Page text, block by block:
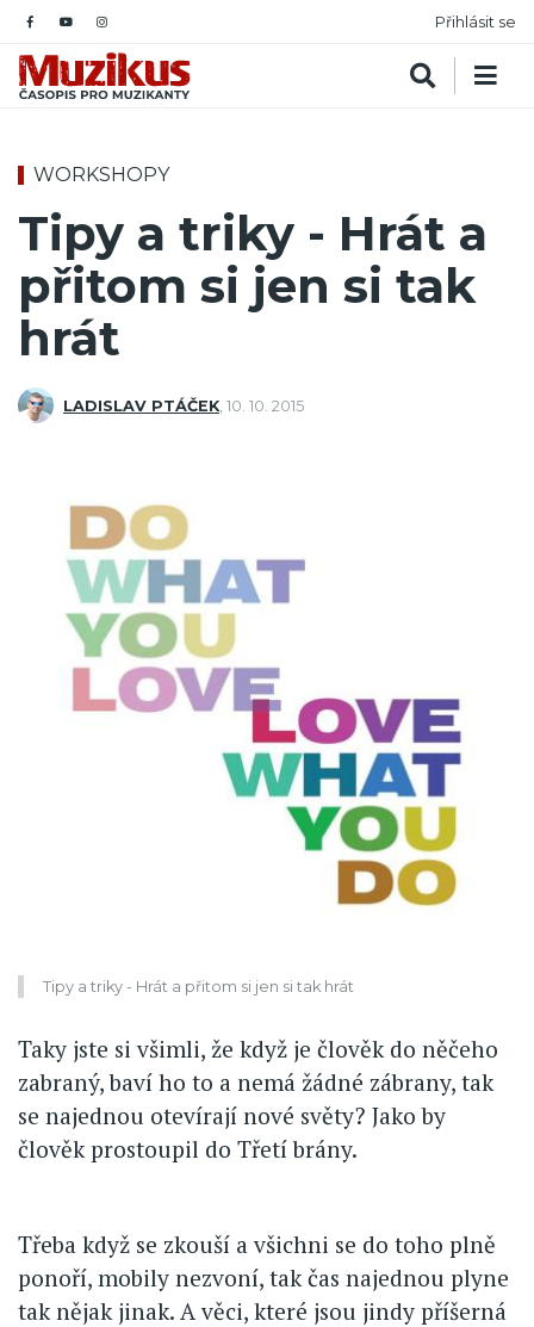
Přihlásit se
WORKSHOPY
Tipy a triky - Hrát a
přitom si jen si tak
hrát
LADISLAV PTÁČEK 10. 10. 2015
Tipy a triky - Hrát a přitom si jen si tak hrát
Taky jste si všimli, že když je člověk do něčeho
zabraný, baví ho to a nemá žádné zábrany, tak
se najednou otevírají nové světy? Jako by
člověk prostoupil do Třetí brány.
Třeba když se zkouší a všichni se do toho plně
ponoří, mobily nezvoní, tak čas najednou plyne
tak nějak jinak. A věci, které jsou jindy příšerná